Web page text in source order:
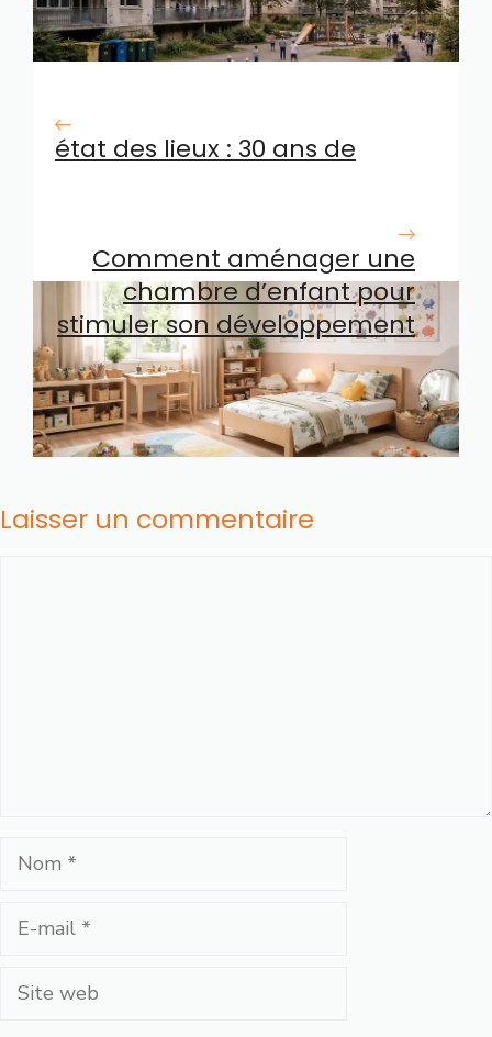
état des lieux : 30 ans de
Comment aménager une
chambre d’enfant pour
stimuler son développement
Laisser un commentaire
Nom
Site